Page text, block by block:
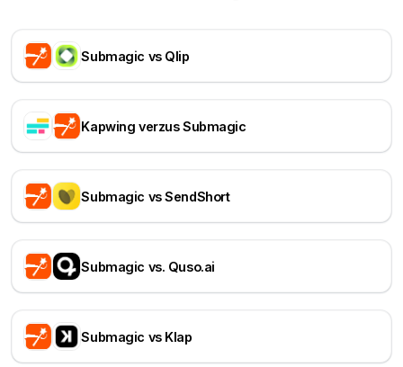
Submagic vs Qlip
Kapwing verzus Submagic
Submagic vs SendShort
Submagic vs. Quso.ai
Submagic vs Klap